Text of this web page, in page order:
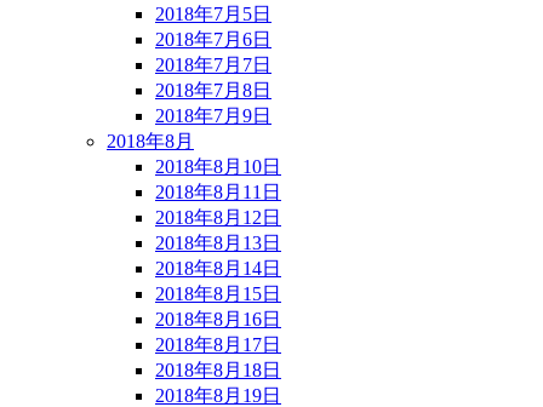
2018年7月5日
2018年7月6日
2018年7月7日
2018年7月8日
2018年7月9日
2018年8月
2018年8月10日
2018年8月11日
2018年8月12日
2018年8月13日
2018年8月14日
2018年8月15日
2018年8月16日
2018年8月17日
2018年8月18日
2018年8月19日